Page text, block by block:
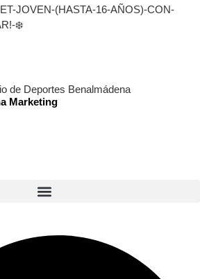
JOVEN-(HASTA-16-AÑOS)-CON-
❄️
de Deportes Benalmádena
Marketing